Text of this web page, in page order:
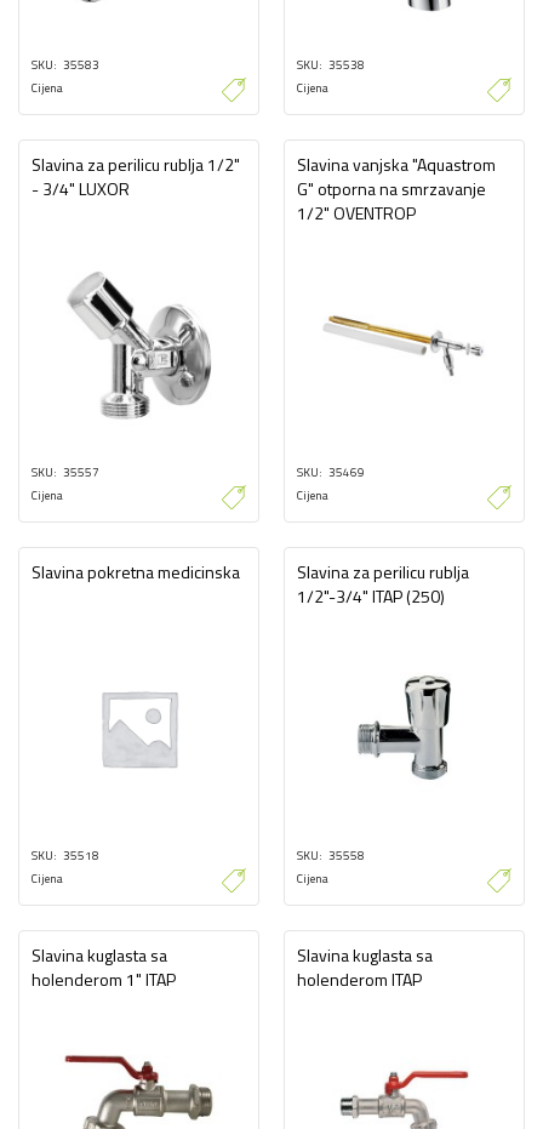
SKU 35583
Cijena
SKU 35538
Cijena
Slavina za perilicu rublja 1/2"
- 3/4" LUXOR
SKU 35557
Cijena
Slavina vanjska "Aquastrom
G" otporna na smrzavanje
1/2" OVENTROP
SKU 35469
Cijena
Slavina pokretna medicinska
SKU 35518
Cijena
Slavina za perilicu rublja
1/2"-3/4" ITAP (250)
SKU 35558
Cijena
Slavina kuglasta sa
holenderom 1" ITAP
Slavina kuglasta sa
holenderom ITAP